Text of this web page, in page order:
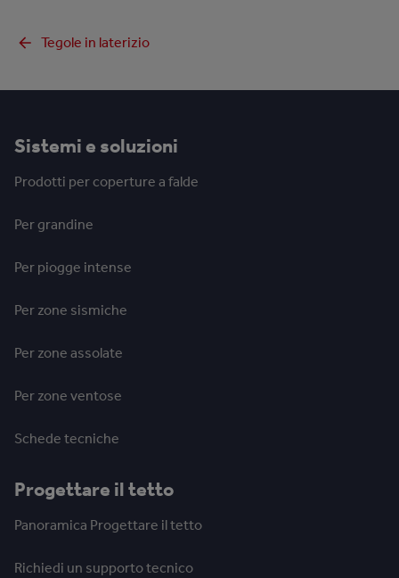
Tegole in laterizio
Sistemi e soluzioni
Prodotti per coperture a falde
Per grandine
Per piogge intense
Per zone sismiche
Per zone assolate
Per zone ventose
Schede tecniche
Progettare il tetto
Panoramica Progettare il tetto
Richiedi un supporto tecnico